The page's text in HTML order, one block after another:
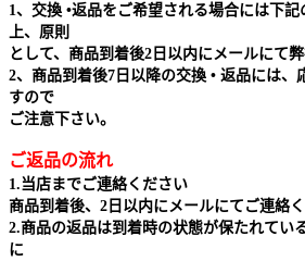
1、交換 •返品をご希望される場合には下
上、原則
として、商品到着後2日以内にメールにて
2、商品到着後7日以降の交換 • 返品には、
すので
ご注意下さい。
ご返品の流れ
1.当店までご連絡ください
商品到着後、2日以内にメールにてご連絡
2.商品の返品は到着時の状態が保たれてい
に